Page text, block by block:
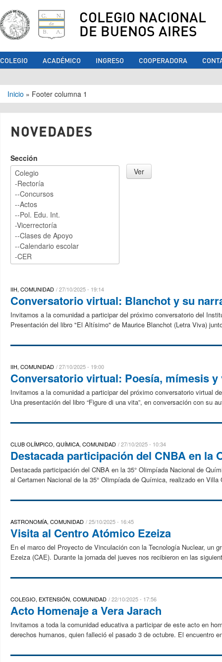
COLEGIO NACIONAL
DE BUENOS AIRES
COLEGIO ACADÉMICO INGRESO COOPERADORA
Se encuentra usted aquí
Inicio » Footer columna 1
NOVEDADES
Sección
IIH, COMUNIDAD 27/10/2025 - 19:14
Conversatorio virtual: Blanchot y su
Invitamos a la comunidad a participar del próximo conversatorio del
Presentación del libro "El Altísimo" de Maurice Blanchot (Letra Viva)
IIH, COMUNIDAD 27/10/2025 - 19:00
Conversatorio virtual: Poesía, mímesis y
Invitamos a la comunidad a participar del próximo conversatorio virtual
Una presentación del libro “Figure di una vita”, en conversación con su
CLUB OLÍMPICO, QUÍMICA, COMUNIDAD 27/10/2025 - 10:34
Destacada participación del CNBA en la
Destacada participación del CNBA en la 35° Olimpíada Nacional de
al Certamen Nacional de la 35° Olimpíada de Química, realizado en Villa
ASTRONOMÍA, COMUNIDAD 25/10/2025 - 16:45
Visita al Centro Atómico Ezeiza
En el marco del Proyecto de Vinculación con la Tecnología Nuclear, un
Ezeiza (CAE). Durante la jornada del jueves nos recibieron en las
COLEGIO, EXTENSIÓN, COMUNIDAD 22/10/2025 - 17:56
Acto Homenaje a Vera Jarach
Invitamos a toda la comunidad educativa a participar de este acto en
derechos humanos, quien falleció el pasado 3 de octubre. El encuentro